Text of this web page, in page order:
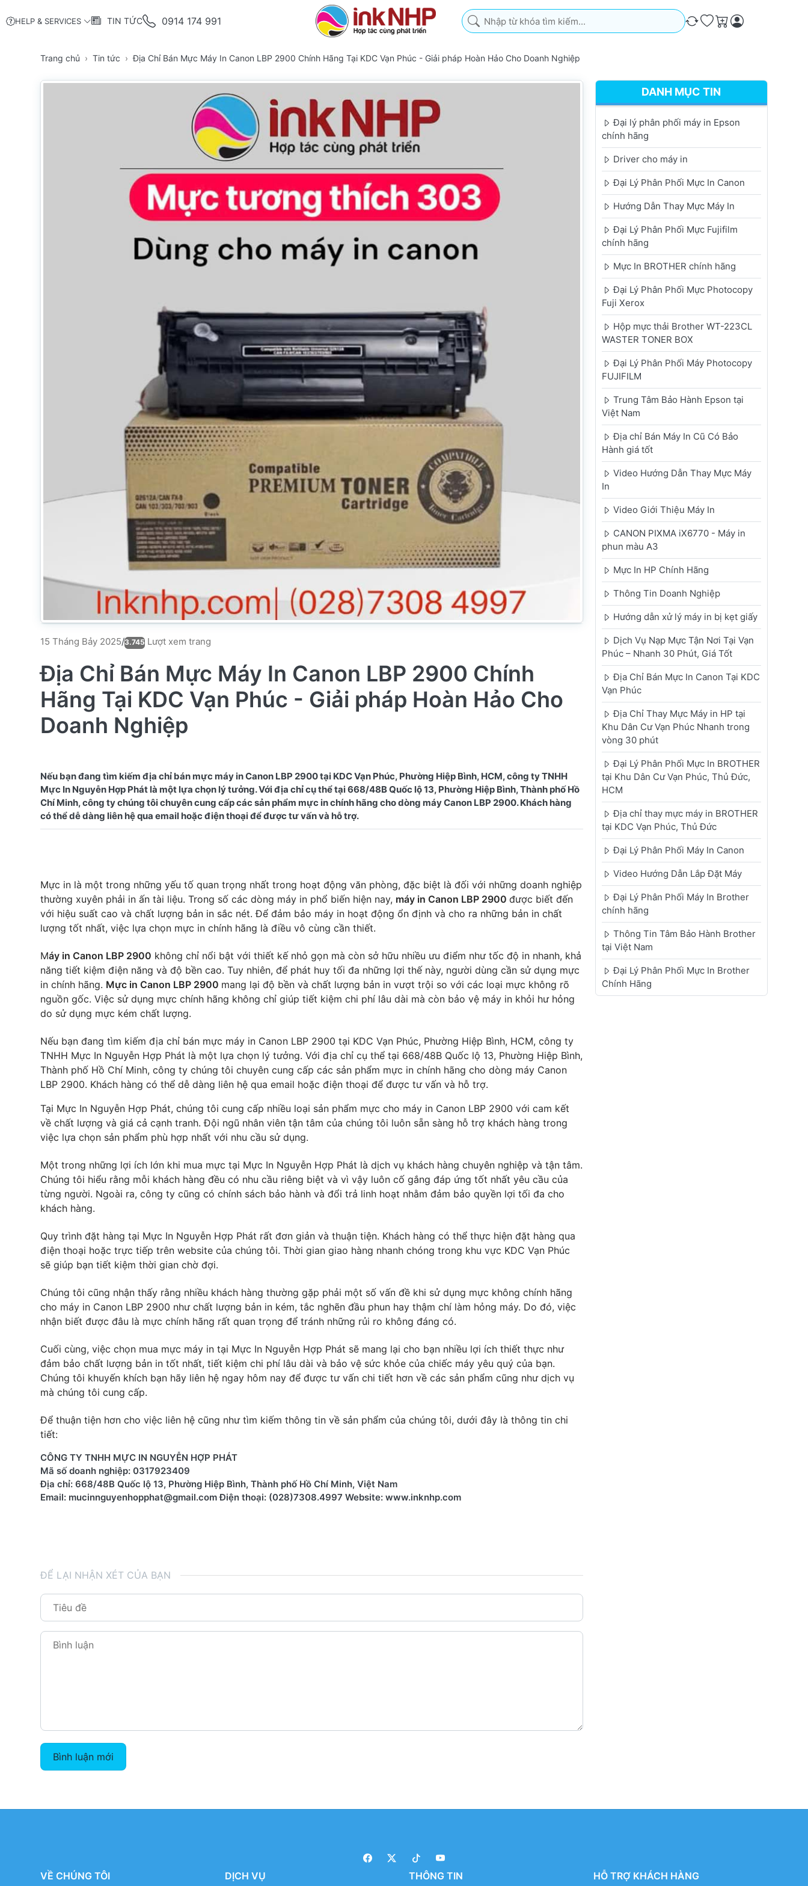
HELP & SERVICES TIN TỨC 0914 174 991
Nhập từ khóa tìm kiếm. Kết quả sẽ tự động xuất hiện khi bạn nhập. Nhấn phím
So sánh
Ưa thích
Giỏ hàng
Trang chủ Tin tức Địa Chỉ Bán Mực Máy In Canon LBP 2900 Chính Hãng Tại KDC Vạn Phúc - Giải pháp Hoàn Hảo Cho Doanh Nghiệp
15 Tháng Bảy 2025/3.745 Lượt xem trang
Địa Chỉ Bán Mực Máy In Canon LBP 2900 Chính
Hãng Tại KDC Vạn Phúc - Giải pháp Hoàn Hảo Cho
Doanh Nghiệp
Nếu bạn đang tìm kiếm địa chỉ bán mực máy in Canon LBP 2900 tại KDC Vạn Phúc, Phường Hiệp Bình, HCM, công ty TNHH
Mực In Nguyễn Hợp Phát là một lựa chọn lý tưởng. Với địa chỉ cụ thể tại 668/48B Quốc lộ 13, Phường Hiệp Bình, Thành phố Hồ
Chí Minh, công ty chúng tôi chuyên cung cấp các sản phẩm mực in chính hãng cho dòng máy Canon LBP 2900. Khách hàng
Mực in là một trong những yếu tố quan trọng nhất trong hoạt động văn phòng, đặc biệt là đối với những doanh nghiệp
thường xuyên phải in ấn tài liệu. Trong số các dòng máy in phổ biến hiện nay, máy in Canon LBP 2900 được biết đến
với hiệu suất cao và chất lượng bản in sắc nét. Để đảm bảo máy in hoạt động ổn định và cho ra những bản in chất
lượng tốt nhất, việc lựa chọn mực in chính hãng là điều vô cùng cần thiết.
Máy in Canon LBP 2900 không chỉ nổi bật với thiết kế nhỏ gọn mà còn sở hữu nhiều ưu điểm như tốc độ in nhanh, khả
năng tiết kiệm điện năng và độ bền cao. Tuy nhiên, để phát huy tối đa những lợi thế này, người dùng cần sử dụng mực
in chính hãng. Mực in Canon LBP 2900 mang lại độ bền và chất lượng bản in vượt trội so với các loại mực không rõ
nguồn gốc. Việc sử dụng mực chính hãng không chỉ giúp tiết kiệm chi phí lâu dài mà còn bảo vệ máy in khỏi hư hỏng
do sử dụng mực kém chất lượng.
Nếu bạn đang tìm kiếm địa chỉ bán mực máy in Canon LBP 2900 tại KDC Vạn Phúc, Phường Hiệp Bình, HCM, công ty
TNHH Mực In Nguyễn Hợp Phát là một lựa chọn lý tưởng. Với địa chỉ cụ thể tại 668/48B Quốc lộ 13, Phường Hiệp Bình,
Thành phố Hồ Chí Minh, công ty chúng tôi chuyên cung cấp các sản phẩm mực in chính hãng cho dòng máy Canon
LBP 2900. Khách hàng có thể dễ dàng liên hệ qua email hoặc điện thoại để được tư vấn và hỗ trợ.
Tại Mực In Nguyễn Hợp Phát, chúng tôi cung cấp nhiều loại sản phẩm mực cho máy in Canon LBP 2900 với cam kết
về chất lượng và giá cả cạnh tranh. Đội ngũ nhân viên tận tâm của chúng tôi luôn sẵn sàng hỗ trợ khách hàng trong
việc lựa chọn sản phẩm phù hợp nhất với nhu cầu sử dụng.
Một trong những lợi ích lớn khi mua mực tại Mực In Nguyễn Hợp Phát là dịch vụ khách hàng chuyên nghiệp và tận tâm.
Chúng tôi hiểu rằng mỗi khách hàng đều có nhu cầu riêng biệt và vì vậy luôn cố gắng đáp ứng tốt nhất yêu cầu của
từng người. Ngoài ra, công ty cũng có chính sách bảo hành và đổi trả linh hoạt nhằm đảm bảo quyền lợi tối đa cho
khách hàng.
Quy trình đặt hàng tại Mực In Nguyễn Hợp Phát rất đơn giản và thuận tiện. Khách hàng có thể thực hiện đặt hàng qua
điện thoại hoặc trực tiếp trên website của chúng tôi. Thời gian giao hàng nhanh chóng trong khu vực KDC Vạn Phúc
sẽ giúp bạn tiết kiệm thời gian chờ đợi.
Chúng tôi cũng nhận thấy rằng nhiều khách hàng thường gặp phải một số vấn đề khi sử dụng mực không chính hãng
cho máy in Canon LBP 2900 như chất lượng bản in kém, tắc nghẽn đầu phun hay thậm chí làm hỏng máy. Do đó, việc
nhận biết được đâu là mực chính hãng rất quan trọng để tránh những rủi ro không đáng có.
Cuối cùng, việc chọn mua mực máy in tại Mực In Nguyễn Hợp Phát sẽ mang lại cho bạn nhiều lợi ích thiết thực như
đảm bảo chất lượng bản in tốt nhất, tiết kiệm chi phí lâu dài và bảo vệ sức khỏe của chiếc máy yêu quý của bạn.
Chúng tôi khuyến khích bạn hãy liên hệ ngay hôm nay để được tư vấn chi tiết hơn về các sản phẩm cũng như dịch vụ
mà chúng tôi cung cấp.
Để thuận tiện hơn cho việc liên hệ cũng như tìm kiếm thông tin về sản phẩm của chúng tôi, dưới đây là thông tin chi
tiết:
CÔNG TY TNHH MỰC IN NGUYỄN HỢP PHÁT
Mã số doanh nghiệp: 0317923409
Địa chỉ: 668/48B Quốc lộ 13, Phường Hiệp Bình, Thành phố Hồ Chí Minh, Việt Nam
Email: mucinnguyenhopphat@gmail.com Điện thoại: (028)7308.4997 Website: www.inknhp.com
ĐỂ LẠI NHẬN XÉT CỦA BẠN
Bình luận mới
DANH MỤC TIN
Đại lý phân phối máy in Epson
chính hãng
Driver cho máy in
Đại Lý Phân Phối Mực In Canon
Hướng Dẫn Thay Mực Máy In
Đại Lý Phân Phối Mực Fujifilm
chính hãng
Mực In BROTHER chính hãng
Đại Lý Phân Phối Mực Photocopy
Fuji Xerox
Hộp mực thải Brother WT-223CL
WASTER TONER BOX
Đại Lý Phân Phối Máy Photocopy
FUJIFILM
Trung Tâm Bảo Hành Epson tại
Việt Nam
Địa chỉ Bán Máy In Cũ Có Bảo
Hành giá tốt
Video Hướng Dẫn Thay Mực Máy
In
Video Giới Thiệu Máy In
CANON PIXMA iX6770 - Máy in
phun màu A3
Mực In HP Chính Hãng
Thông Tin Doanh Nghiệp
Hướng dẫn xử lý máy in bị kẹt giấy
Dịch Vụ Nạp Mực Tận Nơi Tại Vạn
Phúc – Nhanh 30 Phút, Giá Tốt
Địa Chỉ Bán Mực In Canon Tại KDC
Vạn Phúc
Địa Chỉ Thay Mực Máy in HP tại
Khu Dân Cư Vạn Phúc Nhanh trong
vòng 30 phút
Đại Lý Phân Phối Mực In BROTHER
tại Khu Dân Cư Vạn Phúc, Thủ Đức,
HCM
Địa chỉ thay mực máy in BROTHER
tại KDC Vạn Phúc, Thủ Đức
Đại Lý Phân Phối Máy In Canon
Video Hướng Dẫn Lắp Đặt Máy
Đại Lý Phân Phối Máy In Brother
chính hãng
Thông Tin Tâm Bảo Hành Brother
tại Việt Nam
Đại Lý Phân Phối Mực In Brother
Chính Hãng
VỀ CHÚNG TÔI DỊCH VỤ THÔNG TIN HỖ TRỢ KHÁCH HÀNG